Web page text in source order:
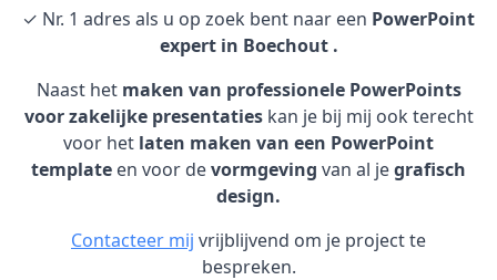
✓ Nr. 1 adres als u op zoek bent naar een PowerPoint
expert in Boechout .
Naast het maken van professionele PowerPoints
voor zakelijke presentatieskan je bij mij ook terecht
voor het laten maken van een PowerPoint
template en voor devormgeving van al jegrafisch
design.
Contacteer mij vrijblijvend om je project te
bespreken.